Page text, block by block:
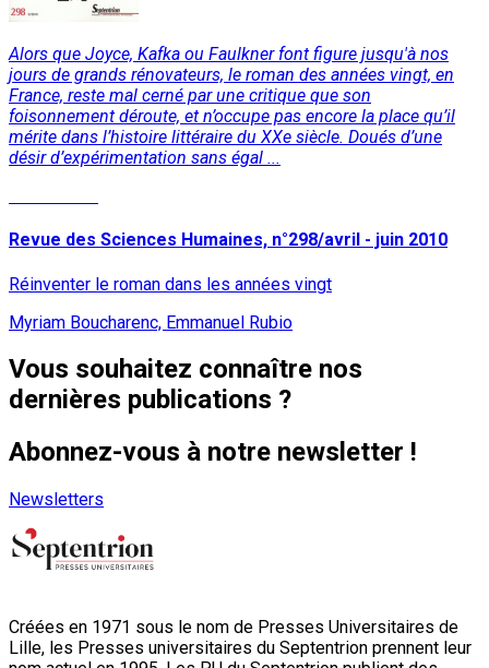
Alors que Joyce, Kafka ou Faulkner font figure jusqu'à nos
jours de grands rénovateurs, le roman des années vingt, en
France, reste mal cerné par une critique que son
foisonnement déroute, et n’occupe pas encore la place qu’il
mérite dans l’histoire littéraire du XXe siècle. Doués d’une
désir d’expérimentation sans égal ...
Revue des Sciences Humaines, n°298/avril - juin 2010
Réinventer le roman dans les années vingt
Myriam Boucharenc, Emmanuel Rubio
Vous souhaitez connaître nos
dernières publications ?
Abonnez-vous à notre newsletter !
Newsletters
Créées en 1971 sous le nom de Presses Universitaires de
Lille, les Presses universitaires du Septentrion prennent leur